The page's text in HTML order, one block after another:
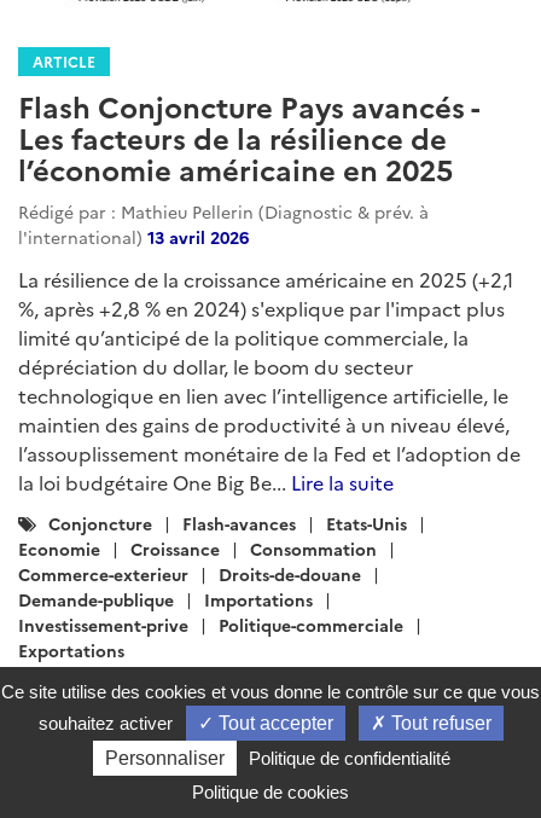
ARTICLE
Flash Conjoncture Pays avancés -
Les facteurs de la résilience de
l’économie américaine en 2025
Rédigé par : Mathieu Pellerin (Diagnostic & prév. à
l'international) 13 avril 2026
La résilience de la croissance américaine en 2025 (+2,1
%, après +2,8 % en 2024) s'explique par l'impact plus
limité qu’anticipé de la politique commerciale, la
dépréciation du dollar, le boom du secteur
technologique en lien avec l’intelligence artificielle, le
maintien des gains de productivité à un niveau élevé,
l’assouplissement monétaire de la Fed et l’adoption de
la loi budgétaire One Big Be... Lire la suite
Catégories
:
Conjoncture Flash-avances
Etats-Unis
Economie
Croissance
Consommation
Commerce-exterieur
Droits-de-douane
Demande-publique
Importations
Investissement-prive
Politique-commerciale
Exportations
Ce site utilise des cookies et vous donne le contrôle sur ce que vous
souhaitez activer
Tout accepter
Tout refuser
Personnaliser
Politique de confidentialité
Politique de cookies